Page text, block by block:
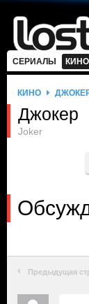
СЕРИАЛЫ КИНО
КИНО
Джокер
Joker
Предыдущая